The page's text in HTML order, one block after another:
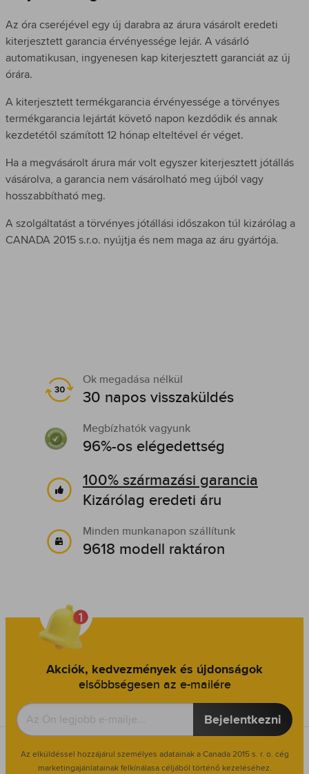
Az óra cseréjével egy új darabra az árura vásárolt eredeti
kiterjesztett garancia érvényessége lejár. A vásárló
automatikusan, ingyenesen kap kiterjesztett garanciát az új
órára.
A kiterjesztett termékgarancia érvényessége a törvényes
termékgarancia lejártát követő napon kezdődik és annak
kezdetétől számított 12 hónap elteltével ér véget.
Ha a megvásárolt árura már volt egyszer kiterjesztett jótállás
vásárolva, a garancia nem vásárolható meg újból vagy
hosszabbítható meg.
A szolgáltatást a törvényes jótállási időszakon túl kizárólag a
CANADA 2015 s.r.o. nyújtja és nem maga az áru gyártója.
Ok megadása nélkül
30 napos visszaküldés
Megbízhatók vagyunk
96%-os elégedettség
100% származási garancia
Kizárólag eredeti áru
Minden munkanapon szállítunk
9618 modell raktáron
Akciók, kedvezmények és újdonságok
elsőbbségesen az e-mailére
Bejelentkezni
Az elküldéssel hozzájárul személyes adatainak a Canada 2015 s. r. o. cég
marketingajánlatainak felkínálasa céljából történő kezeléséhez.